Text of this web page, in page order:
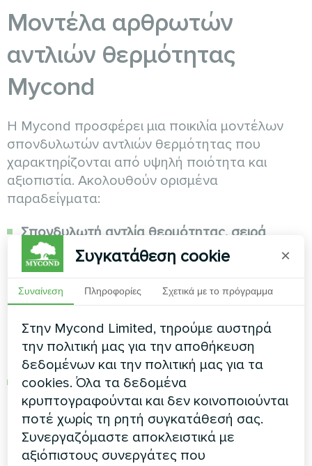
Μοντέλα αρθρωτών
αντλιών θερμότητας
Mycond
Η Mycond προσφέρει μια ποικιλία μοντέλων
σπονδυλωτών αντλιών θερμότητας που
χαρακτηρίζονται από υψηλή ποιότητα και
αξιοπιστία. Ακολουθούν ορισμένα
παραδείγματα:
Σπονδυλωτή αντλία θερμότητας, σειρά
Standard MCU-YH: Διαθέτει βελτιωμένο
έλεγχο και αρχιτεκτονική βασισμένη σε
μικροεπεξεργαστή, με αποτέλεσμα ένα
διευρυμένο φάσμα λειτουργίας ψύξης και
θέρμανσης και καλύτερη προσαρμογή στις
σύγχρονες απαιτήσεις άνεσης. Για
περισσότερες πληροφορίες, κάντε κλικ
Σπονδυλωτή αντλία θερμότητας, σειρά
προπανίου MCU-YHP: Προσφέρει υψηλές
επιδόσεις, τεχνικές παραμέτρους και
απόδοση, λειτουργεί με φιλικό προς το
περιβάλλον φρέον R290. Παρέχει
Συγκατάθεση cookie ×
Συναίνεση Πληροφορίες Σχετικά με το πρόγραμμα
Στην Mycond Limited, τηρούμε αυστηρά
την πολιτική μας για την αποθήκευση
δεδομένων και την πολιτική μας για τα
cookies. Όλα τα δεδομένα
κρυπτογραφούνται και δεν κοινοποιούνται
ποτέ χωρίς τη ρητή συγκατάθεσή σας.
Συνεργαζόμαστε αποκλειστικά με
αξιόπιστους συνεργάτες που